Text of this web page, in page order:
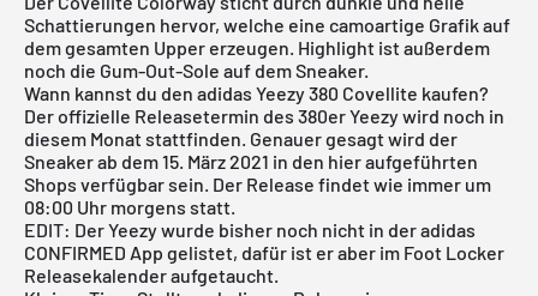
Schattierungen hervor, welche eine camoartige Grafik auf
dem gesamten Upper erzeugen. Highlight ist außerdem
noch die Gum-Out-Sole auf dem Sneaker.
Wann kannst du den adidas Yeezy 380 Covellite kaufen?
Der offizielle Releasetermin des 380er Yeezy wird noch in
diesem Monat stattfinden. Genauer gesagt wird der
Sneaker ab dem 15. März 2021 in den hier aufgeführten
Shops verfügbar sein. Der Release findet wie immer um
08:00 Uhr morgens statt.
EDIT: Der Yeezy wurde bisher noch nicht in deradidas
CONFIRMED App gelistet, dafür ist er aber im Foot Locker
Releasekalenderaufgetaucht.